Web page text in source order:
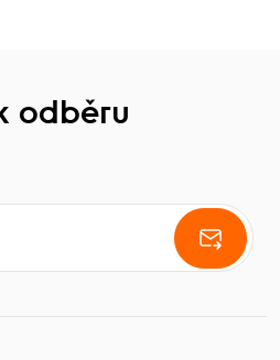
odběru